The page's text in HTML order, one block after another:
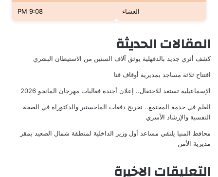
العشاء 9:08 PM
المقالات الحديثة
كشف أثري جديد بالدقهلية يوثق آلاف السنين من الاستيطان البشري
افتتاح ثلاثة مساجد بمديرية أوقاف قنا
الإسماعيلية تستعد للاحتفال.. إعلان أجندة فعاليات مهرجان المانجو 2026
العلم في خدمة المجتمع.. تخريج دفعات الماجستير والدكتوراه في الصحة
النفسية والإرشاد الأسري
محافظ المنيا يلتقي مساعد أول وزير الداخلية لمنطقة شمال الصعيد بمقر
مديرية الأمن
التعليقات الاخيرة